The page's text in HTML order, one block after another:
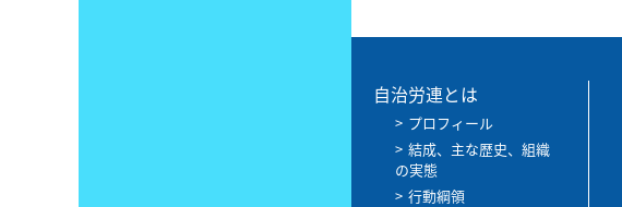
自治労連とは
プロフィール
結成、主な歴史、組織
の実態
行動綱領